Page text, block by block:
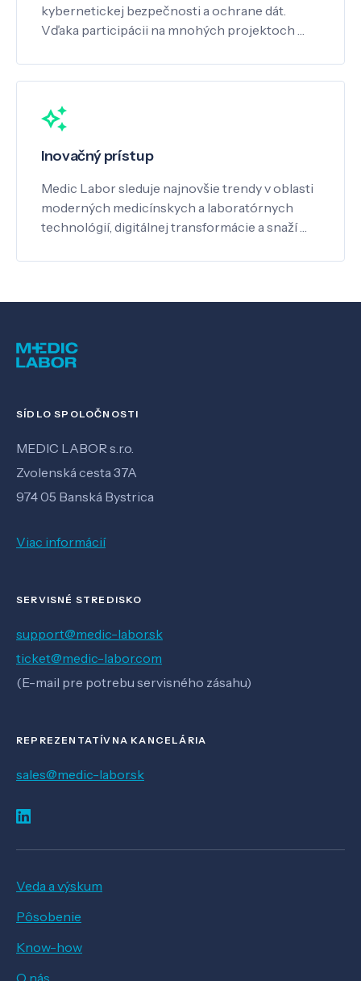
kybernetickej bezpečnosti a ochrane dát.
Vďaka participácii na mnohých projektoch …
Inovačný prístup
Medic Labor sleduje najnovšie trendy v oblasti
moderných medicínskych a laboratórnych
technológií, digitálnej transformácie a snaží …
SÍDLO SPOLOČNOSTI
MEDIC LABOR s.r.o.
Zvolenská cesta 37A
974 05 Banská Bystrica
Viac informácií
SERVISNÉ STREDISKO
support@medic-labor.sk
ticket@medic-labor.com
(E-mail pre potrebu servisného zásahu)
REPREZENTATÍVNA KANCELÁRIA
sales@medic-labor.sk
Veda a výskum
Pôsobenie
Know-how